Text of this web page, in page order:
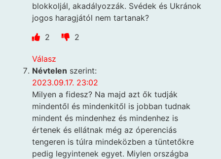
blokkoljál, akadályozzák. Svédek és Ukránok
jogos haragjától nem tartanak?
2
2
Válasz
Névtelen szerint:
2023.09.17. 23:02
Milyen a fidesz? Na majd azt ők tudják
mindentől és mindenkitől is jobban tudnak
mindent és mindenhez és mindenhez is
értenek és ellátnak még az óperenciás
tengeren is túlra mindeközben a tüntetőkre
pedig legyintenek egyet. Miylen országba